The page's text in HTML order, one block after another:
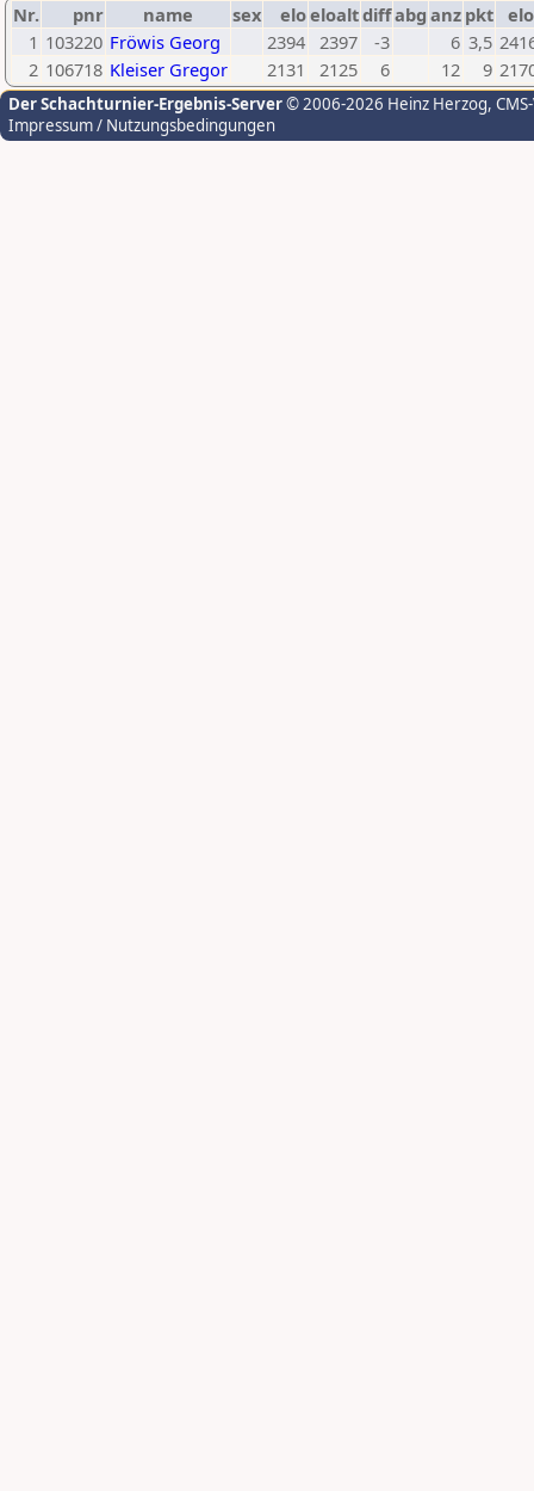
Nr. pnr name sex eloeloaltdiffabg anz pkt
1 103220 Fröwis Georg 2394 2397 -3 6 3,5
2 106718 Kleiser Gregor 2131 2125 6 12 9
Der Schachturnier-Ergebnis-Server© 2006-2026 Heinz Herzog,
Impressum / Nutzungsbedingungen